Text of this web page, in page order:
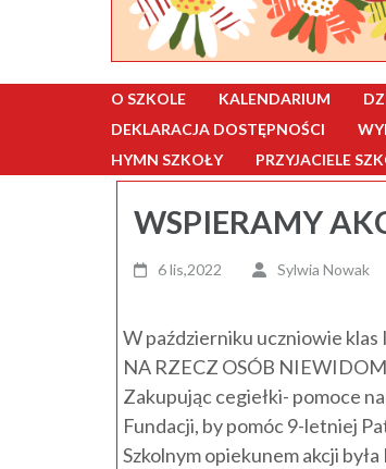
O SZKOLE KALENDARIUM
DEKLARACJA DOSTĘPNOŚCI
HYMN SZKOŁY
PRZYJACIELE
WSPIERAMY
6 lis,2022 Sylwia Nowak
W październiku uczniowie
NA RZECZ OSÓB
Zakupując cegiełki- pomoce
Fundacji, by pomóc 9-letniej
Szkolnym opiekunem akcji